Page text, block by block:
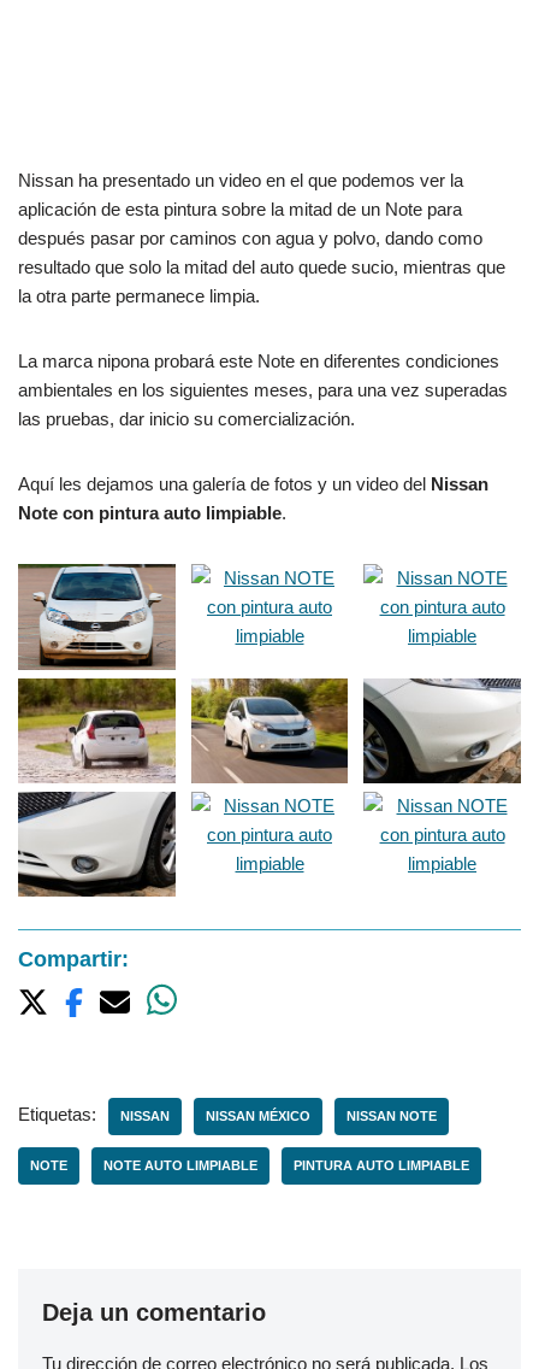
Nissan ha presentado un video en el que podemos ver la
aplicación de esta pintura sobre la mitad de un Note para
después pasar por caminos con agua y polvo, dando como
resultado que solo la mitad del auto quede sucio, mientras que
la otra parte permanece limpia.
La marca nipona probará este Note en diferentes condiciones
ambientales en los siguientes meses, para una vez superadas
las pruebas, dar inicio su comercialización.
Aquí les dejamos una galería de fotos y un video del Nissan
Note con pintura auto limpiable.
Compartir:
Etiquetas: NISSAN NISSAN MÉXICO NISSAN NOTE
NOTE NOTE AUTO LIMPIABLE PINTURA AUTO LIMPIABLE
Deja un comentario
Tu dirección de correo electrónico no será publicada. Los